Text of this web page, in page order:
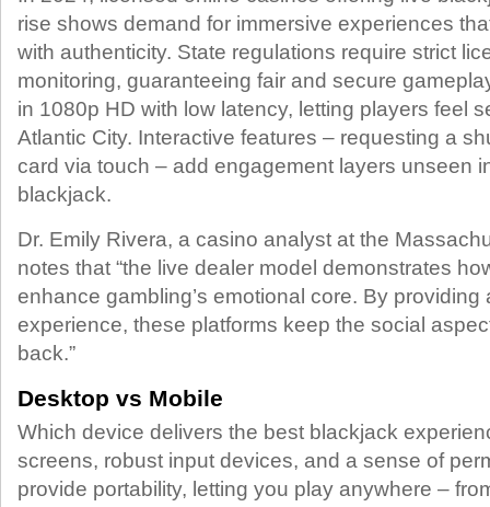
rise shows demand for immersive experiences
with authenticity. State regulations require strict
monitoring, guaranteeing fair and secure
in 1080p HD with low latency, letting players feel
Atlantic City. Interactive features – requesting a
card via touch – add engagement layers unseen
blackjack.
Dr. Emily Rivera, a casino analyst at the
notes that “the live dealer model demonstrates
enhance gambling’s emotional core. By
experience, these platforms keep the social
back.”
Desktop vs Mobile
Which device delivers the best blackjack
screens, robust input devices, and a sense of
provide portability, letting you play anywhere –